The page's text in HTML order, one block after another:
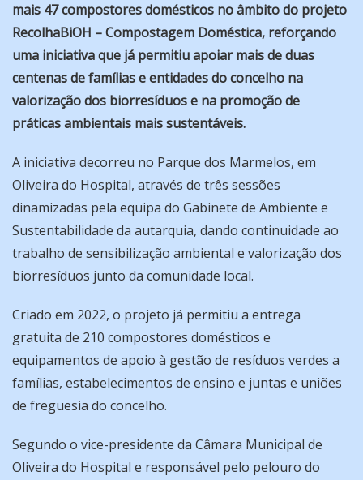
mais 47 compostores domésticos no âmbito do projeto
RecolhaBiOH – Compostagem Doméstica, reforçando
uma iniciativa que já permitiu apoiar mais de duas
centenas de famílias e entidades do concelho na
valorização dos biorresíduos e na promoção de
práticas ambientais mais sustentáveis.
A iniciativa decorreu no Parque dos Marmelos, em
Oliveira do Hospital, através de três sessões
dinamizadas pela equipa do Gabinete de Ambiente e
Sustentabilidade da autarquia, dando continuidade ao
trabalho de sensibilização ambiental e valorização dos
biorresíduos junto da comunidade local.
Criado em 2022, o projeto já permitiu a entrega
gratuita de 210 compostores domésticos e
equipamentos de apoio à gestão de resíduos verdes a
famílias, estabelecimentos de ensino e juntas e uniões
de freguesia do concelho.
Segundo o vice-presidente da Câmara Municipal de
Oliveira do Hospital e responsável pelo pelouro do